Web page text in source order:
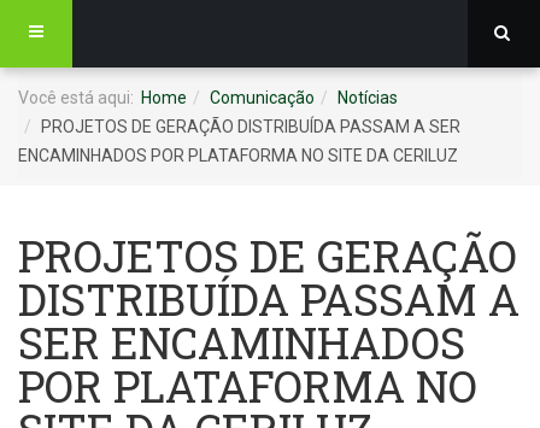
Você está aqui: Home Comunicação
Notícias
PROJETOS DE GERAÇÃO DISTRIBUÍDA PASSAM A SER
ENCAMINHADOS POR PLATAFORMA NO SITE DA CERILUZ
PROJETOS DE GERAÇÃO
DISTRIBUÍDA PASSAM A
SER ENCAMINHADOS
POR PLATAFORMA NO